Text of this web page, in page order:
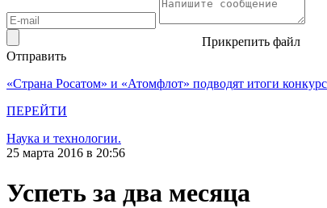
Прикрепить файл
Отправить
«Страна Росатом» и «Атомфлот» подводят итоги
ПЕРЕЙТИ
Наука и технологии.
25 марта 2016 в 20:56
Успеть за два месяца